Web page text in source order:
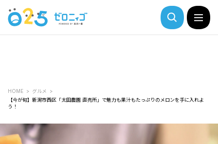
HOME
グルメ
【今が旬】新潟市西区「太田農園 直売所」で魅力も果汁もたっぷりのメロンを手に入れよ
う！